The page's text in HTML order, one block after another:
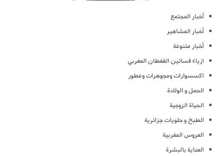
أخبار المجتمع
أخبار المشاهير
أخبار متنوعة
ازياء فساتين القفطان المغربي
اكسسوارات ومجوهرات وعطور
الحمل و الولادة
الحياة الزوجية
الطبخ و حلويات جزائرية
العروس المغربية
العناية بالبشرة